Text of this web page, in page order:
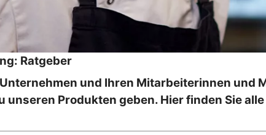
Ratgeber
und Ihren Mitarbeiterinnen
unseren Produkten geben. Hier finden Sie